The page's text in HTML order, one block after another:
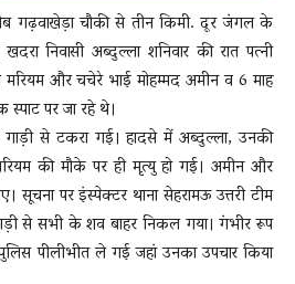
गढ़वाखेड़ा चौकी से तीन किमी. दूर जंगल के
निवासी अब्दुल्ला शनिवार की रात पत्नी
और चचेरे भाई मोहम्मद अमीन व 6 माह
पर जा रहे थे।
से टकरा गई। हादसे में अब्दुल्ला, उनकी
की मौके पर ही मृत्यु हो गई। अमीन और
सूचना पर इंस्पेक्टर थाना सेहरामऊ उत्तरी टीम
से सभी के शव बाहर निकल गया। गंभीर रूप
पीलीभीत ले गई जहां उनका उपचार किया